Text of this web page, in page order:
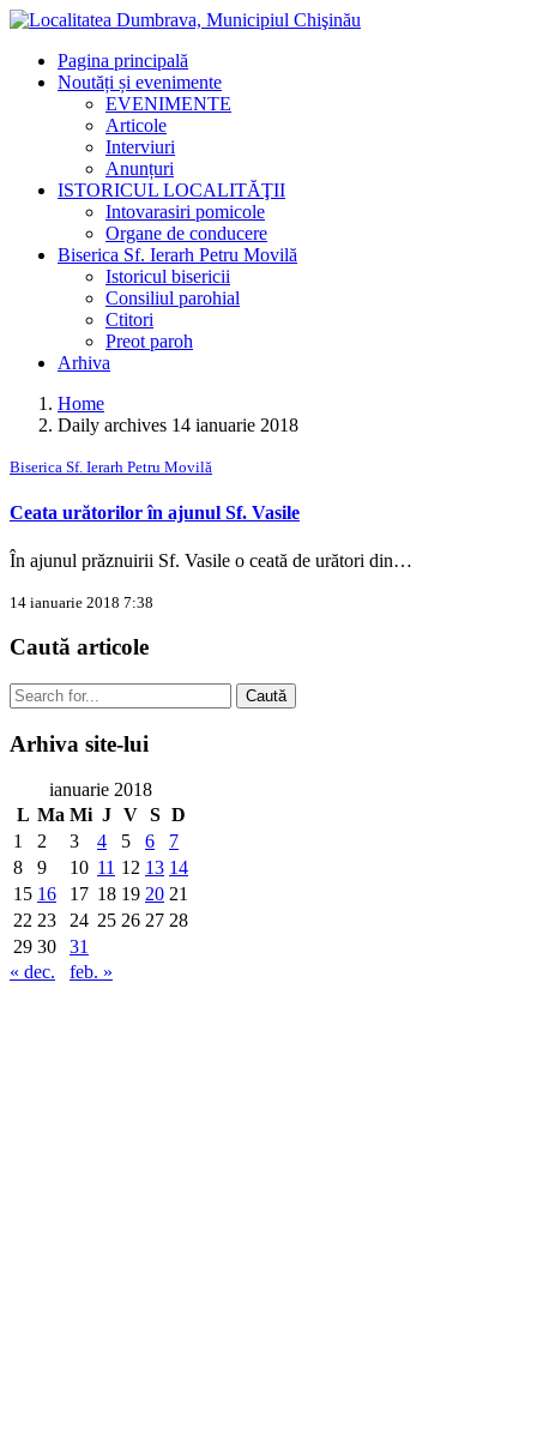
Pagina principală
Noutăți și evenimente
EVENIMENTE
Articole
Interviuri
Anunțuri
ISTORICUL LOCALITĂŢII
Intovarasiri pomicole
Organe de conducere
Biserica Sf. Ierarh Petru Movilă
Istoricul bisericii
Consiliul parohial
Ctitori
Preot paroh
Arhiva
Home
Daily archives 14 ianuarie 2018
Biserica Sf. Ierarh Petru Movilă
Ceata urătorilor în ajunul Sf. Vasile
În ajunul prăznuirii Sf. Vasile o ceată de urători din…
14 ianuarie 2018 7:38
Caută articole
Caută
Arhiva site-lui
ianuarie 2018
L Ma Mi J V S D
1
2 3 4 5 6
7
8
9 10 11 12 13 14
15 16 17 18 19 20 21
22 23 24 25 26 27 28
29 30
31
« dec.
feb. »